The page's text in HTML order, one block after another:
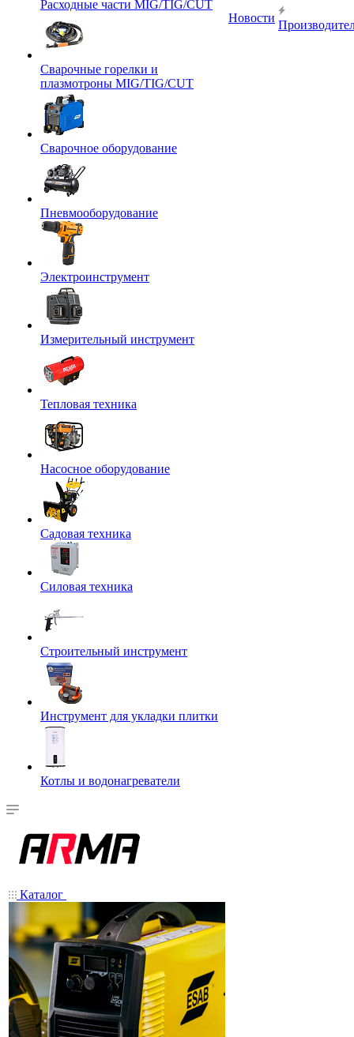
Расходные части MIG/TIG/CUT
Сварочные горелки и
плазмотроны MIG/TIG/CUT
Сварочное оборудование
Пневмооборудование
Электроинструмент
Измерительный инструмент
Тепловая техника
Насосное оборудование
Садовая техника
Силовая техника
Строительный инструмент
Инструмент для укладки плитки
Котлы и водонагреватели
Новости
Каталог